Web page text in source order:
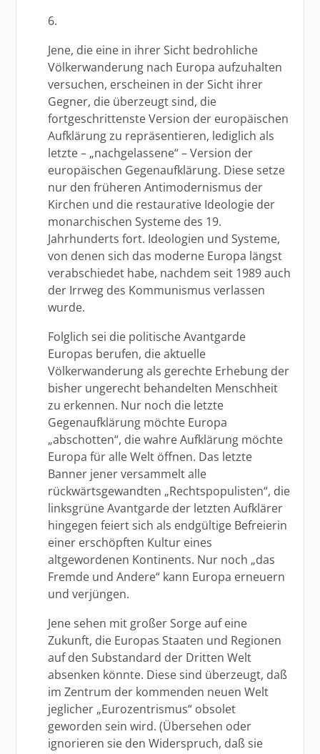
6.
Jene, die eine in ihrer Sicht bedrohliche
Völkerwanderung nach Europa aufzuhalten
versuchen, erscheinen in der Sicht ihrer
Gegner, die überzeugt sind, die
fortgeschrittenste Version der europäischen
Aufklärung zu repräsentieren, lediglich als
letzte – „nachgelassene“ – Version der
europäischen Gegenaufklärung. Diese setze
nur den früheren Antimodernismus der
Kirchen und die restaurative Ideologie der
monarchischen Systeme des 19.
Jahrhunderts fort. Ideologien und Systeme,
von denen sich das moderne Europa längst
verabschiedet habe, nachdem seit 1989 auch
der Irrweg des Kommunismus verlassen
wurde.
Folglich sei die politische Avantgarde
Europas berufen, die aktuelle
Völkerwanderung als gerechte Erhebung der
bisher ungerecht behandelten Menschheit
zu erkennen. Nur noch die letzte
Gegenaufklärung möchte Europa
„abschotten“, die wahre Aufklärung möchte
Europa für alle Welt öffnen. Das letzte
Banner jener versammelt alle
rückwärtsgewandten „Rechtspopulisten“, die
linksgrüne Avantgarde der letzten Aufklärer
hingegen feiert sich als endgültige Befreierin
einer erschöpften Kultur eines
altgewordenen Kontinents. Nur noch „das
Fremde und Andere“ kann Europa erneuern
und verjüngen.
Jene sehen mit großer Sorge auf eine
Zukunft, die Europas Staaten und Regionen
auf den Substandard der Dritten Welt
absenken könnte. Diese sind überzeugt, daß
im Zentrum der kommenden neuen Welt
jeglicher „Eurozentrismus“ obsolet
geworden sein wird. (Übersehen oder
ignorieren sie den Widerspruch, daß sie